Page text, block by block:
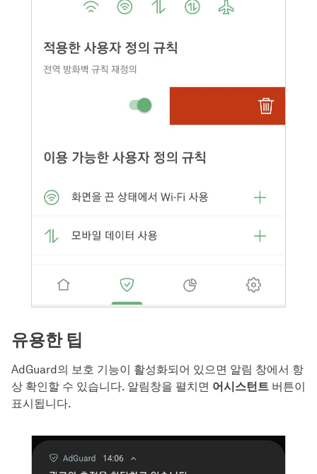
유용한 팁
AdGuard의 보호 기능이 활성화되어 있으면 알림 창에서 항
상 확인할 수 있습니다. 알림창을 펼치면 어시스턴트 버튼이
표시됩니다.